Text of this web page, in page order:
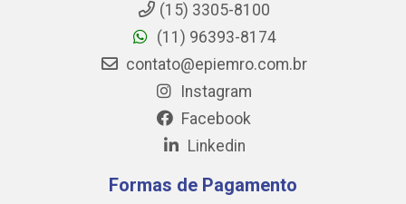
(15) 3305-8100
(11) 96393-8174
contato@epiemro.com.br
Instagram
Facebook
Linkedin
Formas de Pagamento